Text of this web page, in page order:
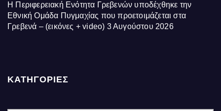
Η Περιφερειακή Ενότητα Γρεβενών υποδέχθηκε την
Εθνική Ομάδα Πυγμαχίας που προετοιμάζεται στα
Γρεβενά – (εικόνες + video) 3 Αυγούστου 2026
ΚΑΤΗΓΟΡΙΕΣ